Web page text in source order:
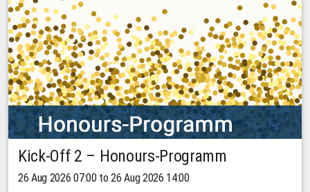
Kick-Off 2 – Honours-Programm
26 Aug 2026 07:00 to 26 Aug 2026 14:00